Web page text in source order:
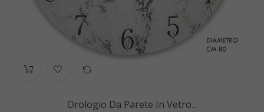
Orologio Da Parete In Vetro...